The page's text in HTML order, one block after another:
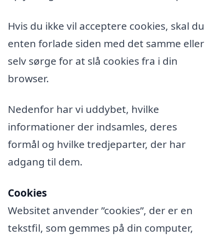
Hvis du ikke vil acceptere cookies, skal du
enten forlade siden med det samme eller
selv sørge for at slå cookies fra i din
browser.
Nedenfor har vi uddybet, hvilke
informationer der indsamles, deres
formål og hvilke tredjeparter, der har
adgang til dem.
Cookies
Websitet anvender ”cookies”, der er en
tekstfil, som gemmes på din computer,